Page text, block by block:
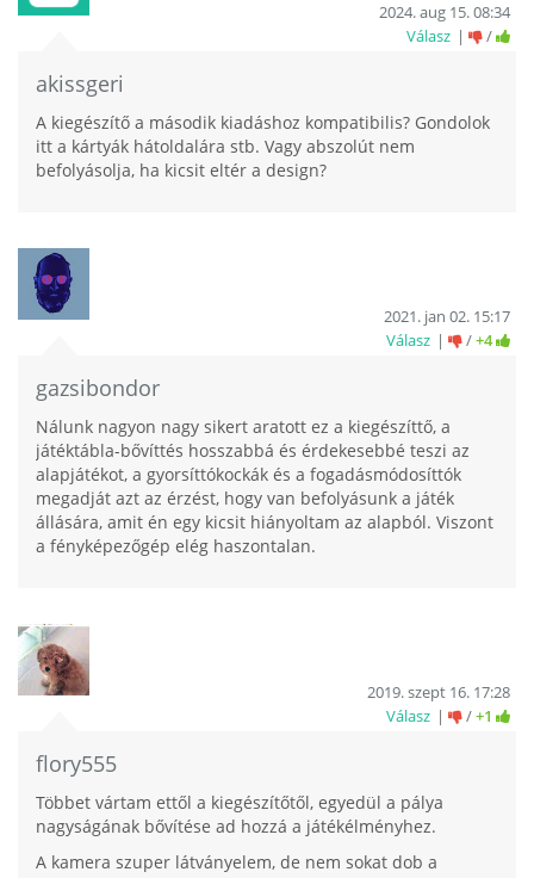
akissgeri
2024. aug 15. 08:34
Válasz
/
A kiegészítő a második kiadáshoz kompatibilis? Gondolok
itt a kártyák hátoldalára stb. Vagy abszolút nem
befolyásolja, ha kicsit eltér a design?
gazsibondor
2021. jan 02. 15:17
Válasz
/+4
Nálunk nagyon nagy sikert aratott ez a kiegészíttő, a
játéktábla-bővíttés hosszabbá és érdekesebbé teszi az
alapjátékot, a gyorsíttókockák és a fogadásmódosíttók
megadját azt az érzést, hogy van befolyásunk a játék
állására, amit én egy kicsit hiányoltam az alapból. Viszont
a fényképezőgép elég haszontalan.
flory555
2019. szept 16. 17:28
Válasz
/+1
Többet vártam ettől a kiegészítőtől, egyedül a pálya
nagyságának bővítése ad hozzá a játékélményhez.
A kamera szuper látványelem, de nem sokat dob a